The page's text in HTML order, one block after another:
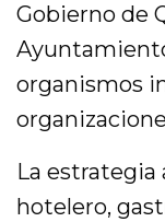
Gobierno de
organismos
La estrategia
hotelero,